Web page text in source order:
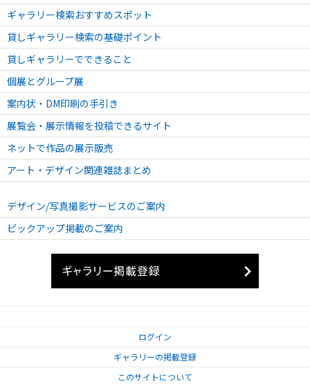
ギャラリー検索おすすめスポット
貸しギャラリー検索の基礎ポイント
貸しギャラリーでできること
個展とグループ展
案内状・DM印刷の手引き
展覧会・展示情報を投稿できるサイト
ネットで作品の展示販売
アート・デザイン関連雑誌まとめ
デザイン/写真撮影サービスのご案内
ピックアップ掲載のご案内
ログイン
ギャラリーの掲載登録
このサイトについて